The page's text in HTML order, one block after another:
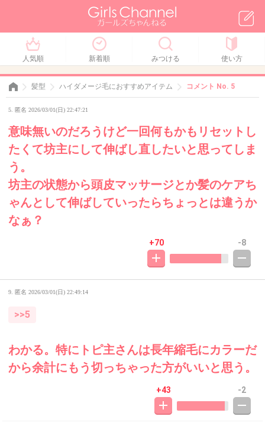
人気順 新着順 みつける 使い方
髪型 ハイダメージ毛におすすめアイテム コメント No. 5
5. 匿名 2026/03/01(日) 22:47:21
意味無いのだろうけど一回何もかもリセットし
たくて坊主にして伸ばし直したいと思ってしま
う。
坊主の状態から頭皮マッサージとか髪のケアち
ゃんとして伸ばしていったらちょっとは違うか
なぁ？
+70 -8
9. 匿名 2026/03/01(日) 22:49:14
>>5
わかる。特にトピ主さんは長年縮毛にカラーだ
から余計にもう切っちゃった方がいいと思う。
+43 -2